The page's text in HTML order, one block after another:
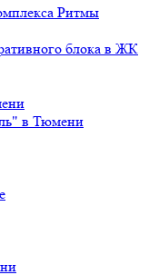
Ритмы
блока в ЖК
в Тюмени